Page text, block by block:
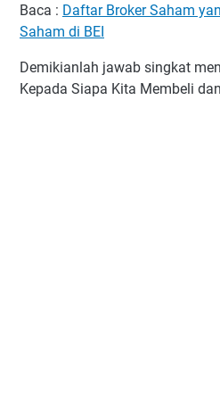
Baca : Daftar Broker Saham
Saham di BEI
Demikianlah jawab singkat
Kepada Siapa Kita Membeli